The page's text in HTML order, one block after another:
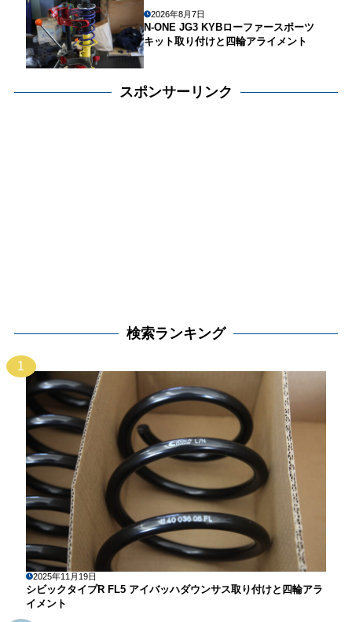
2026年8月7日
N-ONE JG3 KYBローファースポーツ
キット取り付けと四輪アライメント
スポンサーリンク
検索ランキング
1
2025年11月19日
シビックタイプR FL5 アイバッハダウンサス取り付けと四輪アラ
イメント